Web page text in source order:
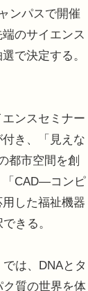
ンパスで開催
のサイエンス
で決定する。
ンスセミナー
き、「見えな
都市空間を創
「CAD―コンピ
した福祉機器
きる。
は、DNAとタ
ク質の世界を体